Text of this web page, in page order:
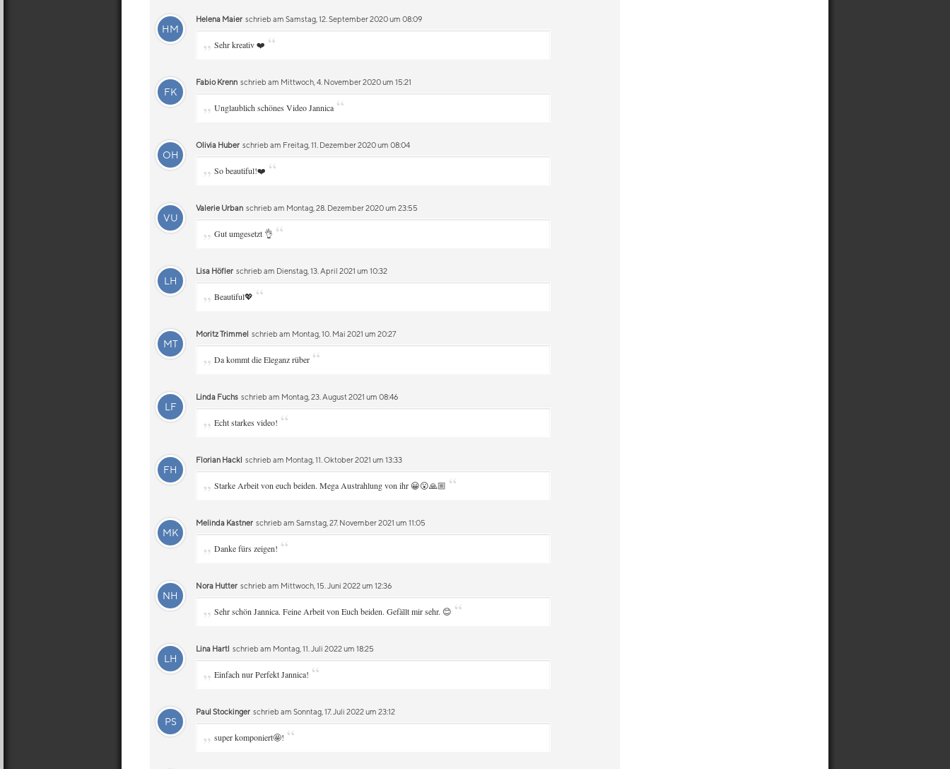
HM
Helena Maier schrieb am Samstag, 12. September 2020 um 08:09
„ Sehr kreativ ❤️ “
FK
Fabio Krenn schrieb am Mittwoch, 4. November 2020 um 15:21
„ Unglaublich schönes Video Jannica “
OH
Olivia Huber schrieb am Freitag, 11. Dezember 2020 um 08:04
„ So beautiful!❤️ “
VU
Valerie Urban schrieb am Montag, 28. Dezember 2020 um 23:55
„ Gut umgesetzt 👌 “
LH
Lisa Höfler schrieb am Dienstag, 13. April 2021 um 10:32
„ Beautiful💖 “
MT
Moritz Trimmel schrieb am Montag, 10. Mai 2021 um 20:27
„ Da kommt die Eleganz rüber “
LF
Linda Fuchs schrieb am Montag, 23. August 2021 um 08:46
„ Echt starkes video! “
FH
Florian Hackl schrieb am Montag, 11. Oktober 2021 um 13:33
„ Starke Arbeit von euch beiden. Mega Austrahlung von ihr 😀😮🙏🏼 “
MK
Melinda Kastner schrieb am Samstag, 27. November 2021 um 11:05
„ Danke fürs zeigen! “
NH
Nora Hutter schrieb am Mittwoch, 15. Juni 2022 um 12:36
„ Sehr schön Jannica. Feine Arbeit von Euch beiden. Gefällt mir sehr. 😊 “
LH
Lina Hartl schrieb am Montag, 11. Juli 2022 um 18:25
„ Einfach nur Perfekt Jannica! “
PS
Paul Stockinger schrieb am Sonntag, 17. Juli 2022 um 23:12
„ super komponiert🤩! “